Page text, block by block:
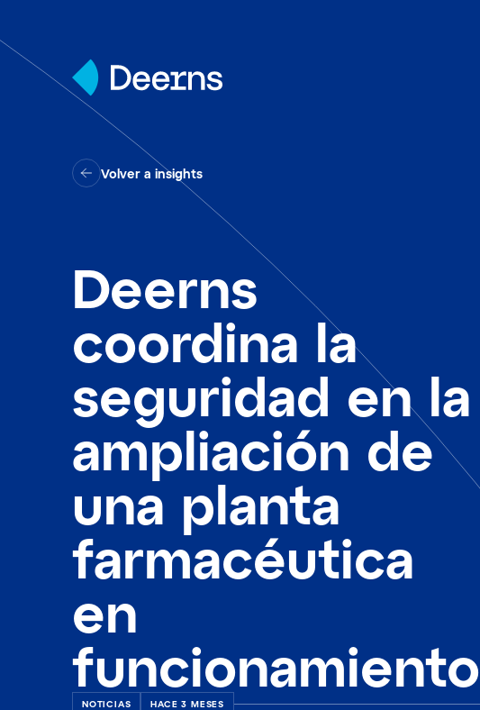
Volver a insights
Deerns
coordina la
seguridad en la
ampliación de
una planta
farmacéutica
en
funcionamiento
NOTICIAS
HACE 3 MESES